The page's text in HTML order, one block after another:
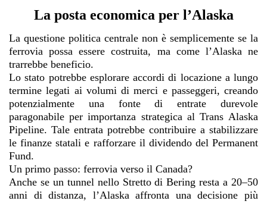
La posta economica per l’Alaska
La questione politica centrale non è semplicemente se la
ferrovia possa essere costruita, ma come l’Alaska ne
trarrebbe beneficio.
Lo stato potrebbe esplorare accordi di locazione a lungo
termine legati ai volumi di merci e passeggeri, creando
potenzialmente una fonte di entrate durevole
paragonabile per importanza strategica al Trans Alaska
Pipeline. Tale entrata potrebbe contribuire a stabilizzare
le finanze statali e rafforzare il dividendo del Permanent
Fund.
Un primo passo: ferrovia verso il Canada?
Anche se un tunnel nello Stretto di Bering resta a 20–50
anni di distanza, l’Alaska affronta una decisione più